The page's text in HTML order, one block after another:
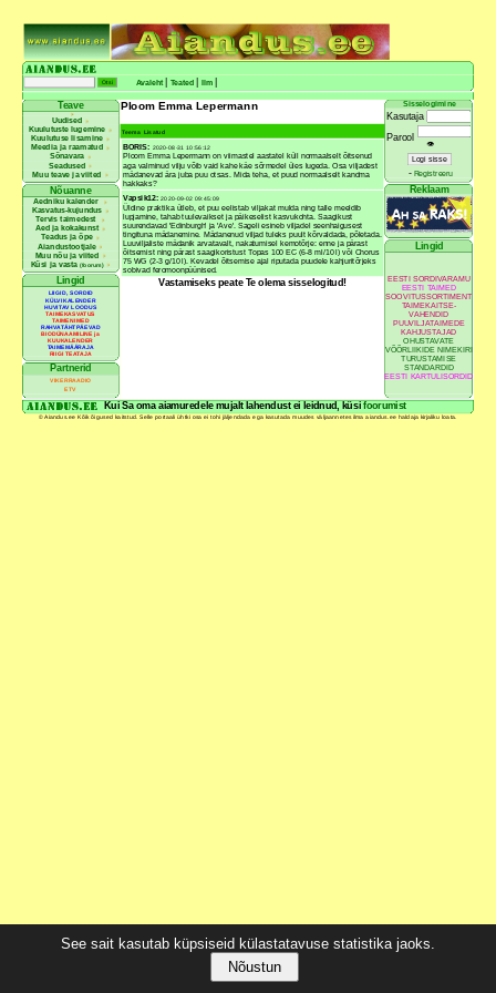
See sait kasutab küpsiseid külastatavuse statistika jaoks.
Nõustun
Avaleht Teated Ilm
Teave
Uudised
Kuulutuste lugemine
Kuulutuse lisamine
Meedia ja raamatud
Sõnavara
Seadused
Muu teave ja viited
Nõuanne
Aedniku kalender
Kasvatus-kujundus
Tervis taimedest
Aed ja kokakunst
Teadus ja õpe
Aiandustootjale
Muu nõu ja viited
Küsi ja vasta(foorum)
Lingid
LIIGID, SORDID
KÜLVIKALENDER
HUVITAV LOODUS
TAIMEKASVATUS
TAIMENIMED
RAHVATÄHTPÄEVAD
BIODÜNAAMILINE ja
KUUKALENDER
TAIMEMÄÄRAJA
RIIGI TEATAJA
Partnerid
VIKERRAADIO
ETV
Ploom Emma Lepermann
Teema Lisatud
BORIS: 2020-08-31 10:56:12
Ploom Emma Lepermann on viimastel aastatel küll normaalselt õitsenud
aga valminud vilju võib vaid kahe käe sõrmedel üles lugeda. Osa viljadest
mädanevad ära juba puu otsas. Mida teha, et puud normaalselt kandma
hakkaks?
Vapsik12: 2020-09-02 09:45:09
Üldine praktika ütleb, et puu eelistab viljakat mulda ning talle meeldib
lupjamine, tahab tuulevaikset ja päikeselist kasvukohta. Saagikust
suurendavad 'Edinburgh' ja 'Ave'. Sageli esineb viljadel seenhaigusest
tingituna mädanemine. Mädanenud viljad tuleks puult kõrvaldada, põletada.
Luuviljaliste mädanik arvatavalt, nakatumisel kemotõrje: enne ja pärast
õitsemist ning pärast saagikoristust Topas 100 EC (6-8 ml/10 l) või Chorus
75 WG (2-3 g/10 l). Kevadel õitsemise ajal riputada puudele kahjuritõrjeks
sobivad feromoonpüünised.
Vastamiseks peate Te olema sisselogitud!
Sisselogimine
Kasutaja
Parool
👁
- Registreeru
Reklaam
Lingid
EESTI SORDIVARAMU
EESTI TAIMED
SOOVITUSSORTIMENT
TAIMEKAITSE-
VAHENDID
PUUVILJATAIMEDE
KAHJUSTAJAD
OHUSTAVATE
VÕÕRLIIKIDE NIMEKIRI
TURUSTAMISE
STANDARDID
EESTI KARTULISORDID
Kui Sa oma aiamuredele mujalt lahendust ei leidnud, küsi foorumist
© Aiandus.ee Kõik õigused kaitstud. Selle portaali ühtki osa ei tohi jäljendada ega kasutada muudes väljaannetes ilma aiandus.ee haldaja kirjaliku loata.